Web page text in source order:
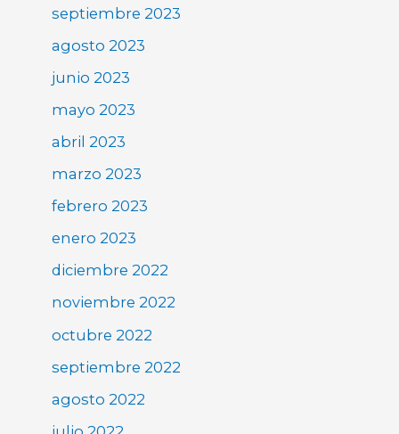
septiembre 2023
agosto 2023
junio 2023
mayo 2023
abril 2023
marzo 2023
febrero 2023
enero 2023
diciembre 2022
noviembre 2022
octubre 2022
septiembre 2022
agosto 2022